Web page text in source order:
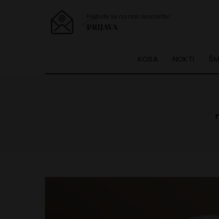
Prijavite se na naš newsletter
PRIJAVA
KOSA NOKTI